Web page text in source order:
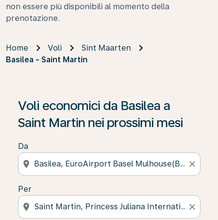
non essere più disponibili al momento della
prenotazione.
Home Voli
Sint Maarten
Basilea - Saint Martin
Voli economici da Basilea a
Saint Martin nei prossimi mesi
Da
location_on close
Per
location_on close